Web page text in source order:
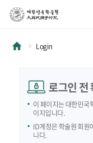
Login
로그인 전
이 페이지는 대한민국
이지입니다.
ID계정은 학술원 회원
니다.